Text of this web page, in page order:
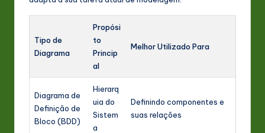
Tipo de
Diagrama
Propósi
to
Princip
al
Melhor Utilizado Para
Diagrama de
Definição de
Bloco (BDD)
Hierarq
uia do
Sistem
a
Definindo componentes e
suas relações